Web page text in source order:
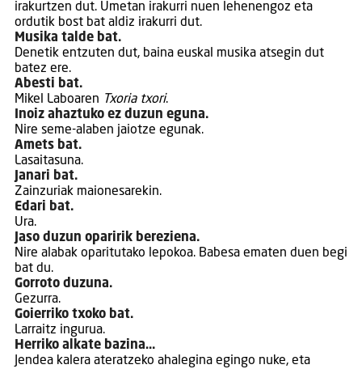
irakurtzen dut. Umetan irakurri nuen lehenengoz eta
ordutik bost bat aldiz irakurri dut.
Musika talde bat.
Denetik entzuten dut, baina euskal musika atsegin dut
batez ere.
Abesti bat.
Mikel Laboaren Txoria txori.
Inoiz ahaztuko ez duzun eguna.
Nire seme-alaben jaiotze egunak.
Amets bat.
Lasaitasuna.
Janari bat.
Zainzuriak maionesarekin.
Edari bat.
Ura.
Jaso duzun oparirik bereziena.
Nire alabak oparitutako lepokoa. Babesa ematen duen begi
bat du.
Gorroto duzuna.
Gezurra.
Goierriko txoko bat.
Larraitz ingurua.
Herriko alkate bazina…
Jendea kalera ateratzeko ahalegina egingo nuke, eta